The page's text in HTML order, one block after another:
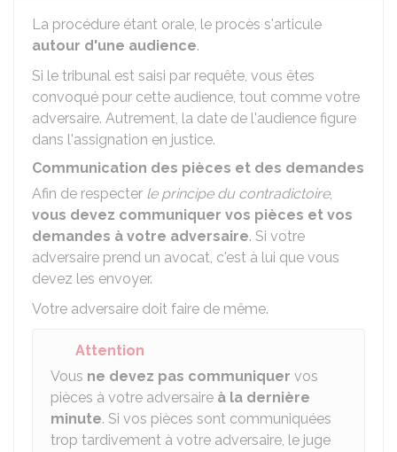
La procédure étant orale, le procès s'articule
autour d'une audience.
Si le tribunal est saisi par requête, vous êtes
convoqué pour cette audience, tout comme votre
adversaire. Autrement, la date de l'audience figure
dans l'assignation en justice.
Communication des pièces et des demandes
Afin de respecter le principe du contradictoire,
vous devez communiquer vos pièces et vos
demandes à votre adversaire. Si votre
adversaire prend un avocat, c'est à lui que vous
devez les envoyer.
Votre adversaire doit faire de même.
Attention
Vous ne devez pas communiquer vos
pièces à votre adversaire à la dernière
minute. Si vos pièces sont communiquées
trop tardivement à votre adversaire, le juge